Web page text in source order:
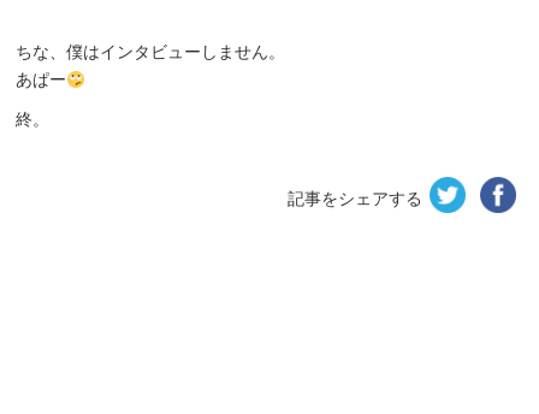
ちな、僕はインタビューしません。
あぱー
終。
記事をシェアする